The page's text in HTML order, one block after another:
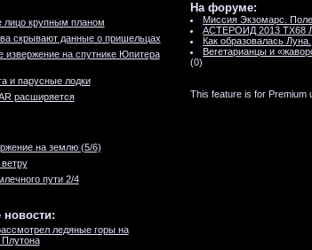
лицо крупным планом
скрывают данные о пришельцах
извержение на спутнике Юпитера
и парусные лодки
расширяется
на землю (5/6)
пути 2/4
новости:
ледяные горы на
Плутона
На форуме:
Миссия Экзомарс.
АСТЕРОИД 2013 TX68
Как образовалась Луна.
Вегетарианцы и
(0)
This feature is for Premium